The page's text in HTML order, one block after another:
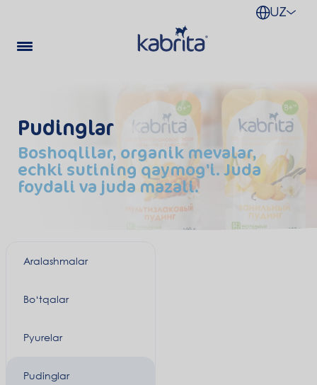
UZ
Pudinglar
Boshoqlilar, organik mevalar,
echki sutining qaymog'i. Juda
foydali va juda mazali.
Aralashmalar
Bo‘tqalar
Pyurelar
Pudinglar